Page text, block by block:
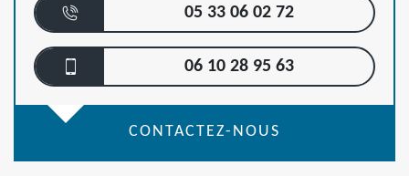
05 33 06 02 72
06 10 28 95 63
CONTACTEZ-NOUS